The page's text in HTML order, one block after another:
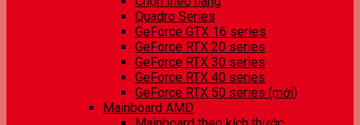
Quadro Series
GeForce GTX 16 series
GeForce RTX 20 series
GeForce RTX 30 series
GeForce RTX 40 series
GeForce RTX 50 series (mới)
Mainboard AMD